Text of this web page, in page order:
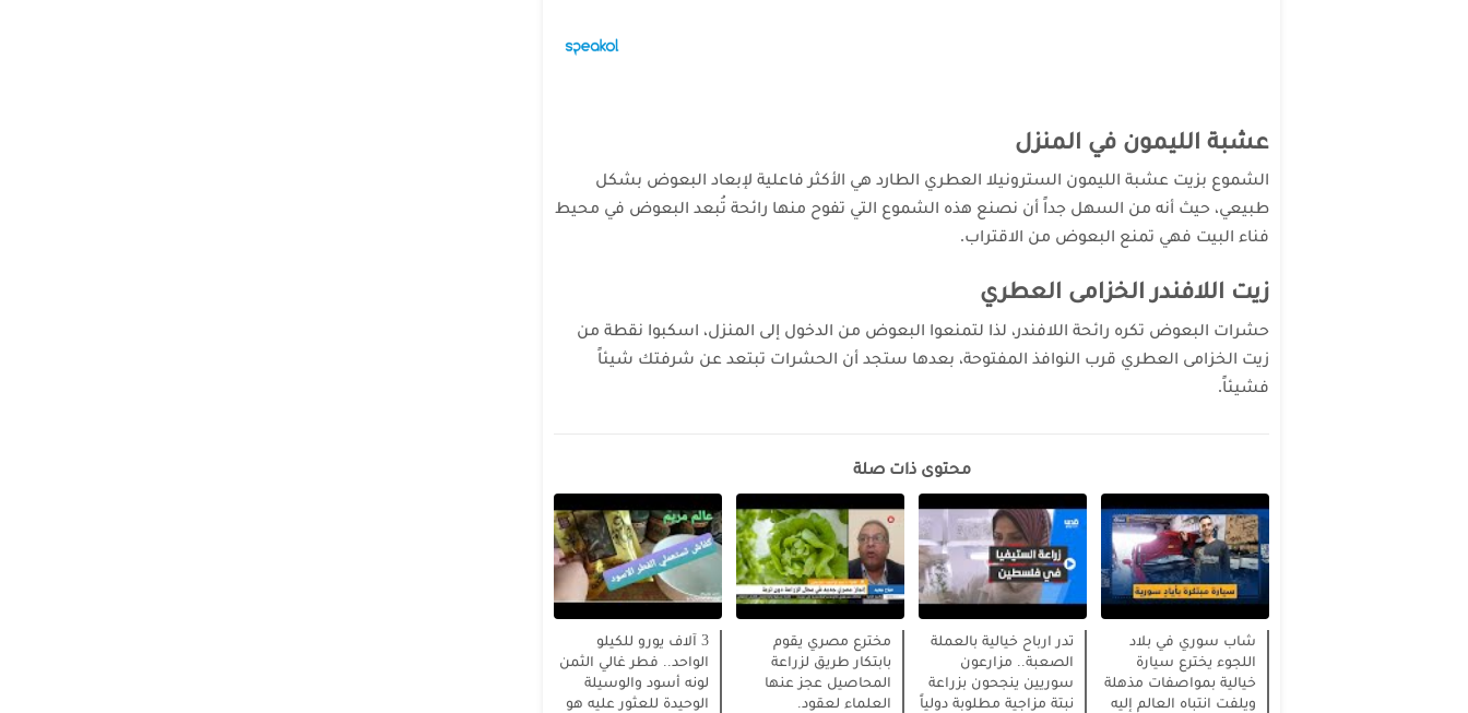
عشبة الليمون في المنزل
الشموع بزيت عشبة الليمون السترونيلا العطري الطارد هي الأكثر فاعلية لإبعاد البعوض بشكل
طبيعي، حيث أنه من السهل جداً أن نصنع هذه الشموع التي تفوح منها رائحة تُبعد البعوض في محيط
فناء البيت فهي تمنع البعوض من الاقتراب.
زيت اللافندر الخزامى العطري
حشرات البعوض تكره رائحة اللافندر، لذا لتمنعوا البعوض من الدخول إلى المنزل، اسكبوا نقطة من
زيت الخزامى العطري قرب النوافذ المفتوحة، بعدها ستجد أن الحشرات تبتعد عن شرفتك شيئاً
فشيئاً.
محتوى ذات صلة
شاب سوري في بلاد
اللجوء يخترع سيارة
خيالية بمواصفات مذهلة
ويلفت انتباه العالم إليه
تدر ارباح خيالية بالعملة
الصعبة.. مزارعون
سوريين ينجحون بزراعة
نبتة مزاجية مطلوبة دولياً
مخترع مصري يقوم
بابتكار طريق لزراعة
المحاصيل عجز عنها
العلماء لعقود.
3 آلاف يورو للكيلو
الواحد.. فطر غالي الثمن
لونه أسود والوسيلة
الوحيدة للعثور عليه هو